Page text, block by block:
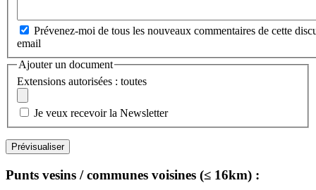
Prévenez-moi de tous les nouveaux commentaires de cette
email
Ajouter un document
Extensions autorisées : toutes
Je veux recevoir la Newsletter
Punts vesins / communes voisines (≤ 16km) :